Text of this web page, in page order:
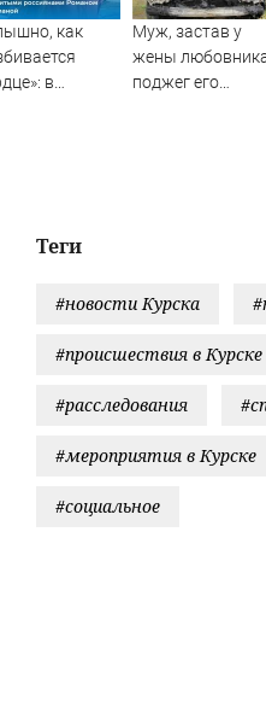
как
в
Муж, застав у
жены
поджег его
Теги
#новости Курска
#происшествия в
#расследования
#мероприятия в Курске
#социальное